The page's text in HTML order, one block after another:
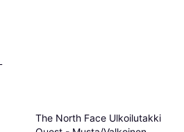
The North Face Ulkoilutakki